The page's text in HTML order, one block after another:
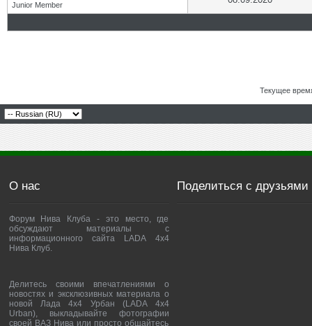
Junior Member
Текущее
О нас
Форум Нива Клуба - это место, где
обсуждают материалы с
информационного сайта LADA 4x4
Нива Клуб.
Делитесь своими впечатлениями о
новостях и эксклюзивных материала о
новой Лада 4х4 Урбан (LADA 4x4
Urban), выкладывайте фотографии
своей ВАЗ Нива или просто общайтесь
Поделиться с друзьями